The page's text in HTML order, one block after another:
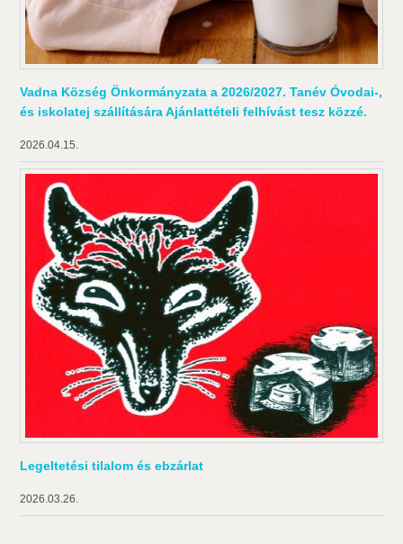
Vadna Község Önkormányzata a 2026/2027. Tanév Óvodai-,
és iskolatej szállítására Ajánlattételi felhívást tesz közzé.
2026.04.15.
Legeltetési tilalom és ebzárlat
2026.03.26.